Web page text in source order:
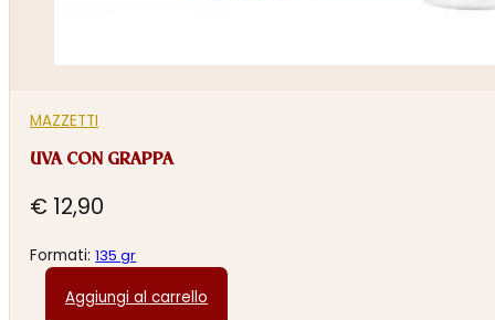
MAZZETTI
UVA CON GRAPPA
€ 12,90
Formati:135 gr
Aggiungi al carrello